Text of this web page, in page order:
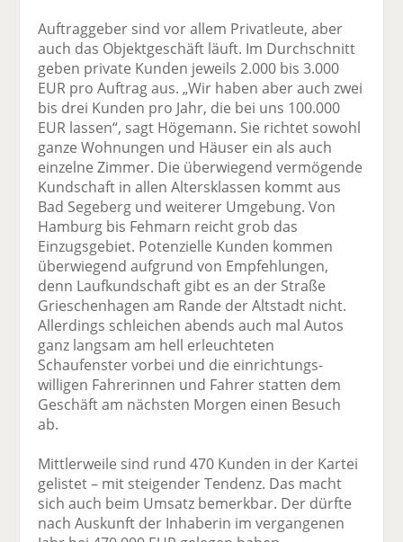
Auftraggeber sind vor allem Privatleute, aber
auch das Objektgeschäft läuft. Im Durchschnitt
geben private Kunden jeweils 2.000 bis 3.000
EUR pro Auftrag aus. „Wir haben aber auch zwei
bis drei Kunden pro Jahr, die bei uns 100.000
EUR lassen“, sagt Högemann. Sie richtet sowohl
ganze Wohnungen und Häuser ein als auch
einzelne Zimmer. Die über­wiegend vermögende
Kundschaft in allen Alters­klassen kommt aus
Bad Segeberg und weiterer Umgebung. Von
Hamburg bis Fehmarn reicht grob das
Einzugsgebiet. Potenzielle Kunden kommen
überwiegend aufgrund von Empfehlungen,
denn Laufkundschaft gibt es an der Straße
Grieschenhagen am Rande der Altstadt nicht.
Allerdings schleichen abends auch mal Autos
ganz langsam am hell erleuchteten
Schaufenster vorbei und die einrichtungs­
willigen Fahrerinnen und Fahrer statten dem
Geschäft am nächsten Morgen einen Besuch
ab.
Mittlerweile sind rund 470 Kunden in der Kartei
gelistet – mit steigender Tendenz. Das macht
sich auch beim Umsatz bemerkbar. Der dürfte
nach Auskunft der Inhaberin im vergangenen